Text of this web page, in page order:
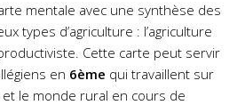
mentale avec une synthèse des
types d’agriculture : l’agriculture
Cette carte peut servir
en 6ème qui travaillent sur
et le monde rural en cours de